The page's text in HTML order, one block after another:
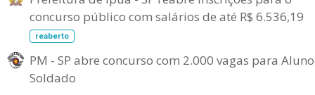
concurso público com salários de até R$ 6.536,19
reaberto
PM - SP abre concurso com 2.000 vagas para
Soldado